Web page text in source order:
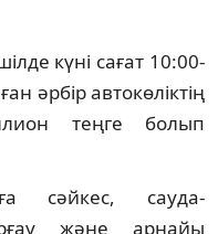
күні сағат 10:00-
әрбір автокөліктің
теңге болып
сәйкес, сауда-
және арнайы